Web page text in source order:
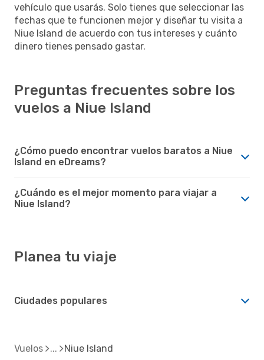
vehículo que usarás. Solo tienes que seleccionar las
fechas que te funcionen mejor y diseñar tu visita a
Niue Island de acuerdo con tus intereses y cuánto
dinero tienes pensado gastar.
Preguntas frecuentes sobre los
vuelos a Niue Island
¿Cómo puedo encontrar vuelos baratos a Niue
Island en eDreams?
¿Cuándo es el mejor momento para viajar a
Niue Island?
Planea tu viaje
Ciudades populares
Vuelos Niue Island